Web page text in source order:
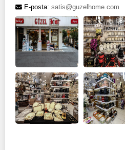
E-posta: satis@guzelhome.com